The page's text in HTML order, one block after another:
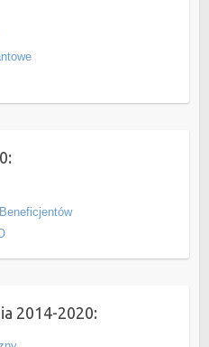
2014-2020: